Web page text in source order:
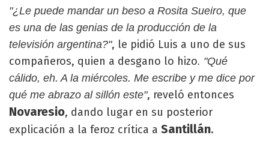
"¿Le puede mandar un beso a Rosita Sueiro, que
es una de las genias de la producción de la
televisión argentina?", le pidió Luis a uno de sus
compañeros, quien a desgano lo hizo. "Qué
cálido, eh. A la miércoles. Me escribe y me dice por
qué me abrazo al sillón este", reveló entonces
Novaresio, dando lugar en su posterior
explicación a la feroz crítica a Santillán.